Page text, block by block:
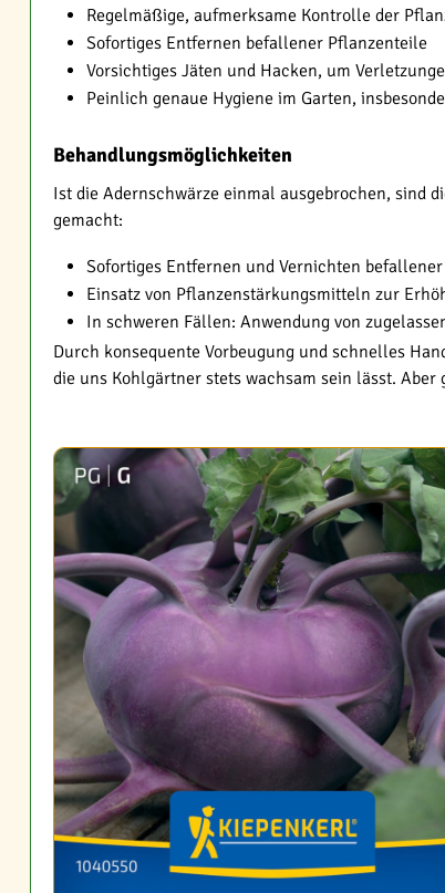
Regelmäßige, aufmerksame Kontrolle der
Sofortiges Entfernen befallener Pflanzenteile
Vorsichtiges Jäten und Hacken, um
Peinlich genaue Hygiene im Garten,
Behandlungsmöglichkeiten
Ist die Adernschwärze einmal ausgebrochen, sind
gemacht:
Sofortiges Entfernen und Vernichten
Einsatz von Pflanzenstärkungsmitteln zur
In schweren Fällen: Anwendung von
Durch konsequente Vorbeugung und schnelles
die uns Kohlgärtner stets wachsam sein lässt.